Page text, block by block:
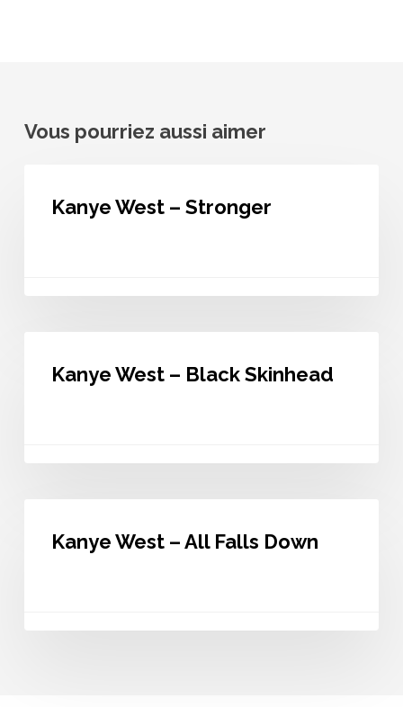
Vous pourriez aussi aimer
Kanye West – Stronger
Kanye West – Black Skinhead
Kanye West – All Falls Down